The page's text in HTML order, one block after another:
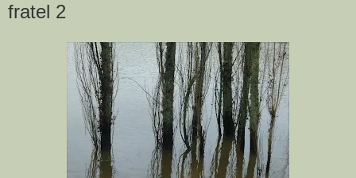
fratel 2